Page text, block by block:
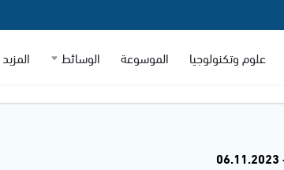
علوم وتكنولوجيا الموسوعة الوسائط المزيد